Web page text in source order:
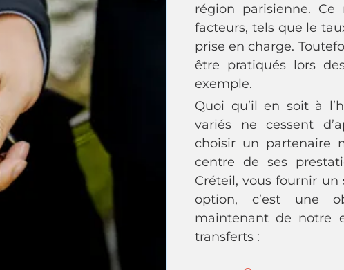
région parisienne.
facteurs, tels que le
prise en charge.
être pratiqués lors
exemple.
Quoi qu’il en soit à
variés ne cessent
choisir un partenaire
centre de ses
Créteil, vous fournir un
option, c’est une
maintenant de notre
transferts :